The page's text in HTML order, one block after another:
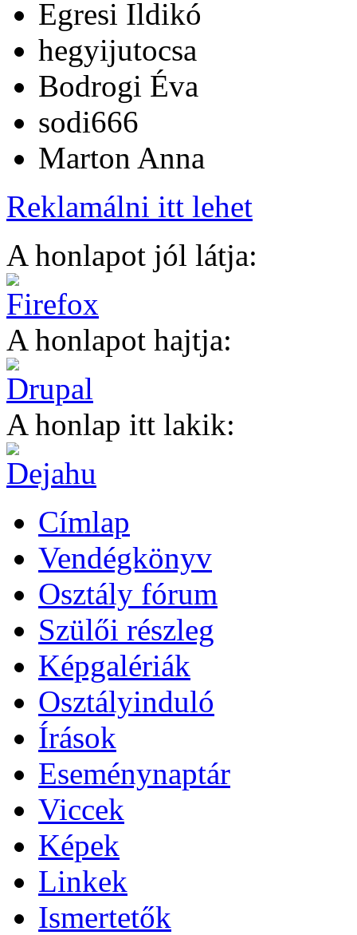
Egresi Ildikó
hegyijutocsa
Bodrogi Éva
sodi666
Marton Anna
Reklamálni itt lehet
A honlapot jól látja:
A honlapot hajtja:
A honlap itt lakik:
Címlap
Vendégkönyv
Osztály fórum
Szülői részleg
Képgalériák
Osztályinduló
Írások
Eseménynaptár
Viccek
Képek
Linkek
Ismertetők